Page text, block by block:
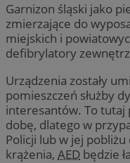
Garnizon śląski jako
zmierzające do
miejskich i
defibrylatory
Urządzenia zostały
pomieszczeń służby
interesantów. To tutaj
dobę, dlatego w
Policji lub w jej
krążenia, AED będzie